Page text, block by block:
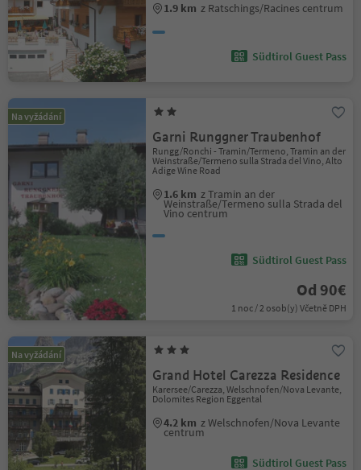
1.9 km z Ratschings/Racines centrum
Südtirol Guest Pass
Na vyžádání
Garni Runggner Traubenhof
Rungg/Ronchi - Tramin/Termeno, Tramin an der
Weinstraße/Termeno sulla Strada del Vino, Alto
Adige Wine Road
1.6 km z Tramin an der
Weinstraße/Termeno sulla Strada del
Vino centrum
Südtirol Guest Pass
Od 90€
1 noc / 2 osob(y) Včetně DPH
Na vyžádání
Grand Hotel Carezza Residence
Karersee/Carezza, Welschnofen/Nova Levante,
Dolomites Region Eggental
4.2 km z Welschnofen/Nova Levante
centrum
Südtirol Guest Pass